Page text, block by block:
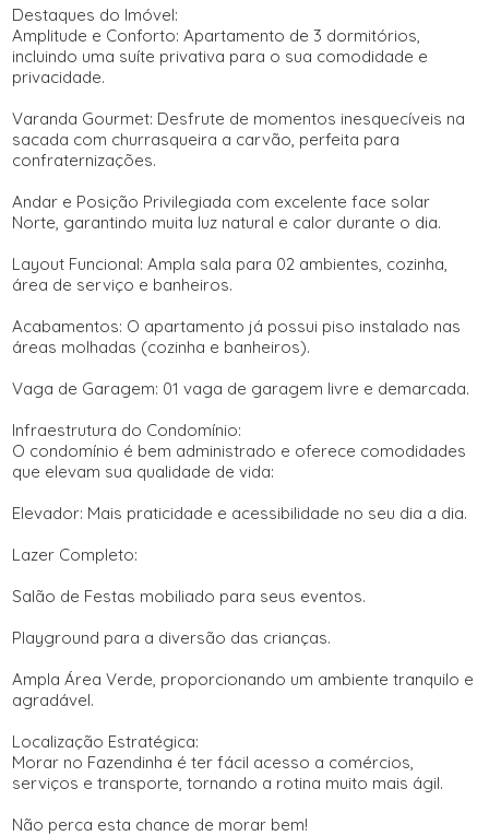
Destaques do Imóvel:
Amplitude e Conforto: Apartamento de 3 dormitórios,
incluindo uma suíte privativa para o sua comodidade e
privacidade.
Varanda Gourmet: Desfrute de momentos inesquecíveis na
sacada com churrasqueira a carvão, perfeita para
confraternizações.
Andar e Posição Privilegiada com excelente face solar
Norte, garantindo muita luz natural e calor durante o dia.
Layout Funcional: Ampla sala para 02 ambientes, cozinha,
área de serviço e banheiros.
Acabamentos: O apartamento já possui piso instalado nas
áreas molhadas (cozinha e banheiros).
Vaga de Garagem: 01 vaga de garagem livre e demarcada.
Infraestrutura do Condomínio:
O condomínio é bem administrado e oferece comodidades
que elevam sua qualidade de vida:
Elevador: Mais praticidade e acessibilidade no seu dia a dia.
Lazer Completo:
Salão de Festas mobiliado para seus eventos.
Playground para a diversão das crianças.
Ampla Área Verde, proporcionando um ambiente tranquilo e
agradável.
Localização Estratégica:
Morar no Fazendinha é ter fácil acesso a comércios,
serviços e transporte, tornando a rotina muito mais ágil.
Não perca esta chance de morar bem!